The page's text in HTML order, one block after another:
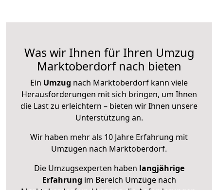
Was wir Ihnen für Ihren Umzug
Marktoberdorf nach bieten
Ein Umzug nach Marktoberdorf kann viele
Herausforderungen mit sich bringen, um Ihnen
die Last zu erleichtern – bieten wir Ihnen unsere
Unterstützung an.
Wir haben mehr als 10 Jahre Erfahrung mit
Umzügen nach Marktoberdorf.
Die Umzugsexperten haben langjährige
Erfahrung im Bereich Umzüge nach